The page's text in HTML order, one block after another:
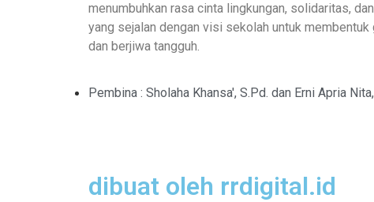
menumbuhkan rasa cinta lingkungan, solidaritas,
yang sejalan dengan visi sekolah untuk
dan berjiwa tangguh.
Pembina : Sholaha Khansa', S.Pd. dan Erni Apria
dibuat oleh rrdigital.id